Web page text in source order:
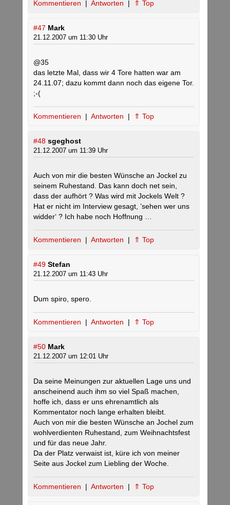
Kommentieren | Antworten | ⇑ Top
#47 Mark
21.12.2007 um 11:30 Uhr
@35
das letzte Mal, dass wir 4 Tore hatten war am
24.11.07; dazu kommt dann noch das eigene Tor.
;-(
Kommentieren | Antworten | ⇑ Top
#48 sgeghost
21.12.2007 um 11:39 Uhr
Auch von mir die besten Wünsche an Jockel zu
seinem Ruhestand. Das kann doch net sein,
dass der aufhört ? Was wird mit Jockels Welt ?
Hat er nicht im Interview gesagt, ’sehen wer uns
widder‘ ? Ich habe noch Hoffnung …
Kommentieren | Antworten | ⇑ Top
#49 Stefan
21.12.2007 um 11:43 Uhr
Dum spiro, spero.
Kommentieren | Antworten | ⇑ Top
#50 Mark
21.12.2007 um 12:01 Uhr
Da seine Meinungen zur aktuellen Lage uns und
anscheinend auch ihm so viel Spaß machen,
hoffe ich, dass er uns ehrenamtlich als
Kommentator noch lange erhalten bleibt.
Auch von mir die besten Wünsche an Jochel zum
wohlverdienten Ruhestand, zum Weihnachtsfest
und für das neue Jahr.
Da der Platz verwaist ist, küre ich von meiner
Seite aus Jockel zum Liebling der Woche.
Kommentieren | Antworten | ⇑ Top